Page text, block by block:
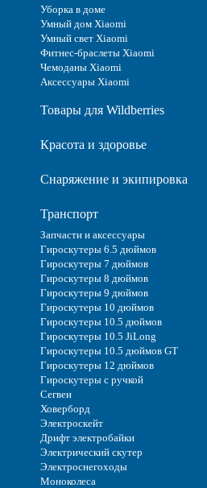
Уборка в доме
Умный дом Xiaomi
Умный свет Xiaomi
Фитнес-браслеты Xiaomi
Чемоданы Xiaomi
Аксессуары Xiaomi
Товары для Wildberries
Красота и здоровье
Снаряжение и экипировка
Транспорт
Запчасти и аксессуары
Гироскутеры 6.5 дюймов
Гироскутеры 7 дюймов
Гироскутеры 8 дюймов
Гироскутеры 9 дюймов
Гироскутеры 10 дюймов
Гироскутеры 10.5 дюймов
Гироскутеры 10.5 JiLong
Гироскутеры 10.5 дюймов GT
Гироскутеры 12 дюймов
Гироскутеры с ручкой
Сегвеи
Ховерборд
Электроскейт
Дрифт электробайки
Электрический скутер
Электроснегоходы
Моноколеса